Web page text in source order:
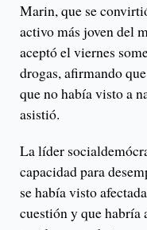
Marin, que se
activo más joven del
aceptó el viernes
drogas, afirmando
que no había visto a
asistió.
La líder
capacidad para
se había visto
cuestión y que habría